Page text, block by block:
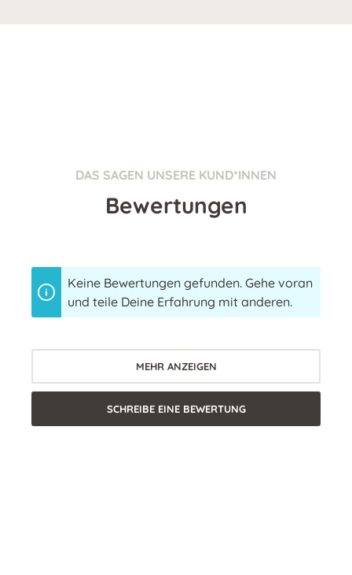
DAS SAGEN UNSERE KUND*INNEN
Bewertungen
Keine Bewertungen gefunden. Gehe voran
und teile Deine Erfahrung mit anderen.
MEHR ANZEIGEN
SCHREIBE EINE BEWERTUNG